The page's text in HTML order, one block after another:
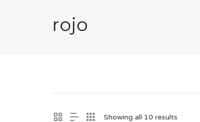
rojo
Showing all 10 results